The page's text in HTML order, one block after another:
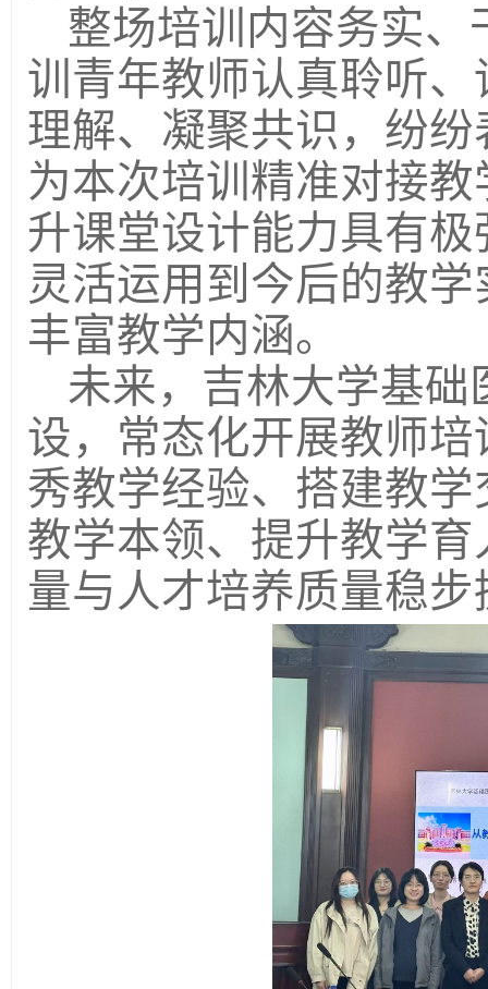
整场培训内容务实
训青年教师认真聆听
理解、凝聚共识，纷
为本次培训精准对接
升课堂设计能力具有
灵活运用到今后的教
丰富教学内涵。
未来，吉林大学基
设，常态化开展教师
秀教学经验、搭建教
教学本领、提升教学
量与人才培养质量稳步